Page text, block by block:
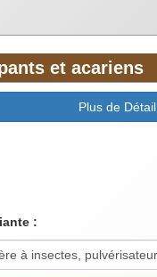
et acariens
Plus de Détail
: